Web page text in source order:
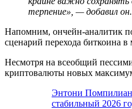
терпение», — добавил он.
Напомним, ончейн-аналитик
сценарий перехода биткоина
Несмотря на всеобщий
криптовалюты новых
Энтони
стабильный 2026